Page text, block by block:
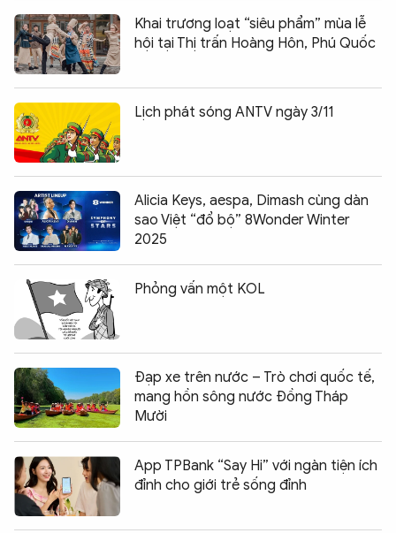
Khai trương loạt “siêu phẩm” mùa lễ
hội tại Thị trấn Hoàng Hôn, Phú Quốc
Lịch phát sóng ANTV ngày 3/11
Alicia Keys, aespa, Dimash cùng dàn
sao Việt “đổ bộ” 8Wonder Winter
2025
Phỏng vấn một KOL
Đạp xe trên nước – Trò chơi quốc tế,
mang hồn sông nước Đồng Tháp
Mười
App TPBank “Say Hi” với ngàn tiện ích
đỉnh cho giới trẻ sống đỉnh